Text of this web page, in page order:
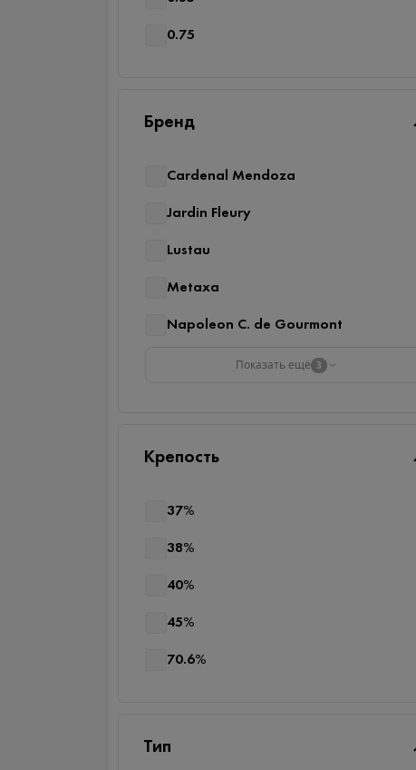
0.75
Бренд
Cardenal Mendoza
Jardin Fleury
Lustau
Metaxa
Napoleon C. de Gourmont
Показать ещё 3
Крепость
37%
38%
40%
45%
70.6%
Тип